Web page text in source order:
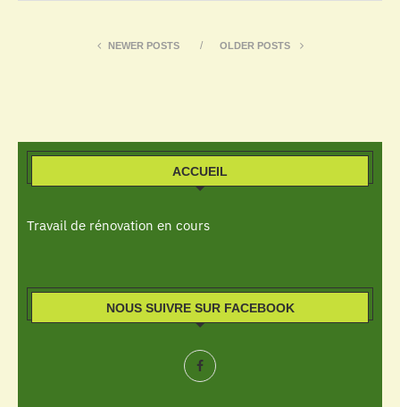
NEWER POSTS OLDER POSTS
ACCUEIL
Travail de rénovation en cours
NOUS SUIVRE SUR FACEBOOK